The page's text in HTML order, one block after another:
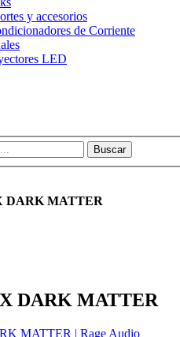
y accesorios
de Corriente
LED
Buscar
DARK MATTER
DARK MATTER